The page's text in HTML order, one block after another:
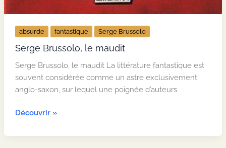
absurde fantastique Serge Brussolo
Serge Brussolo, le maudit
Serge Brussolo, le maudit La littérature fantastique est
souvent considérée comme un astre exclusivement
anglo-saxon, sur lequel une poignée d’auteurs
Serge
le
Découvrir »